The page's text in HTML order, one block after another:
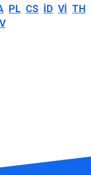
PL CS ID VI TH